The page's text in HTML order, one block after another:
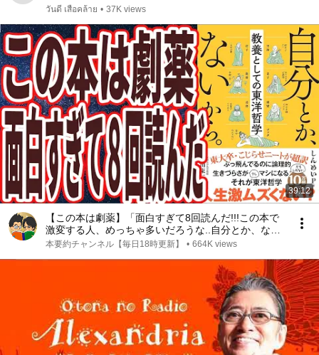
วันดี เสือคล้าย • 37K views
39:12
【この本は劇薬】「面白すぎて8回読んだ!!!この本で
激変する人、めっちゃ多いだろうな..自分とか、ない
から。教養としての東洋哲学」を世界一わかりやすく
本要約チャンネル【毎日18時更新】 • 664K views